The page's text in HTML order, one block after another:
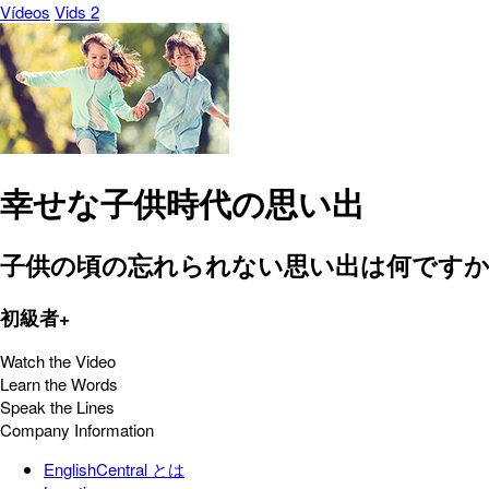
Vídeos Vids 2
幸せな子供時代の思い出
子供の頃の忘れられない思い出は何です
初級者+
Watch the Video
Learn the Words
Speak the Lines
Company Information
EnglishCentral とは